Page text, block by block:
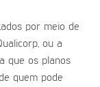
por meio de
ou a
que os planos
quem pode